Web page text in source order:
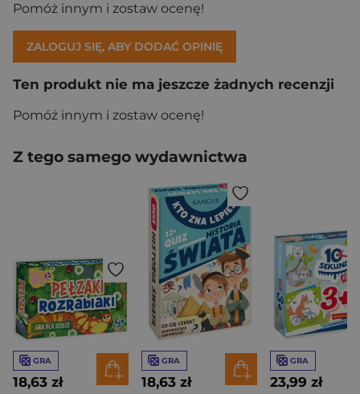
Pomóż innym i zostaw ocenę!
ZALOGUJ SIĘ, ABY DODAĆ OPINIĘ
Ten produkt nie ma jeszcze żadnych recenzji
Pomóż innym i zostaw ocenę!
Z tego samego wydawnictwa
GRA
18,63 zł
GRA
18,63 zł
GRA
23,99 zł